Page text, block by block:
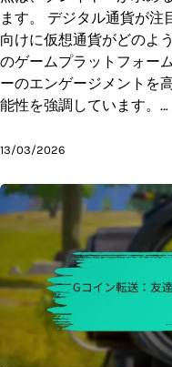
ます。 デジタル通貨が注
向けに仮想通貨がどのよ
のゲームプラットフォー
ーのエンゲージメントを
能性を強調しています。…
13/03/2026